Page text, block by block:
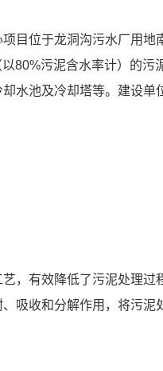
目位于龙洞沟污水厂用地
80%污泥含水率计）的污
水池及冷却塔等。建设
，有效降低了污泥处理
吸收和分解作用，将污泥